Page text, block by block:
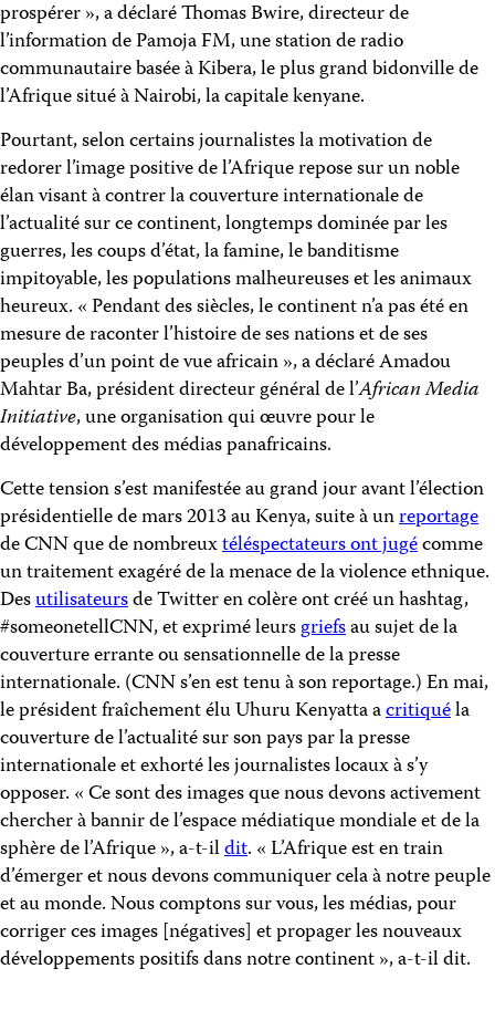
prospérer », a déclaré Thomas Bwire, directeur de
l’information de Pamoja FM, une station de radio
communautaire basée à Kibera, le plus grand bidonville de
l’Afrique situé à Nairobi, la capitale kenyane.
Pourtant, selon certains journalistes la motivation de
redorer l’image positive de l’Afrique repose sur un noble
élan visant à contrer la couverture internationale de
l’actualité sur ce continent, longtemps dominée par les
guerres, les coups d’état, la famine, le banditisme
impitoyable, les populations malheureuses et les animaux
heureux. « Pendant des siècles, le continent n’a pas été en
mesure de raconter l’histoire de ses nations et de ses
peuples d’un point de vue africain », a déclaré Amadou
Mahtar Ba, président directeur général de l’African Media
Initiative, une organisation qui œuvre pour le
développement des médias panafricains.
Cette tension s’est manifestée au grand jour avant l’élection
présidentielle de mars 2013 au Kenya, suite à unreportage
de CNN que de nombreuxtéléspectateurs ont jugécomme
un traitement exagéré de la menace de la violence ethnique.
Desutilisateursde Twitter en colère ont créé un hashtag,
#someonetellCNN, et exprimé leursgriefsau sujet de la
couverture errante ou sensationnelle de la presse
internationale. (CNN s’en est tenu à son reportage.) En mai,
le président fraîchement élu Uhuru Kenyatta acritiquéla
couverture de l’actualité sur son pays par la presse
internationale et exhorté les journalistes locaux à s’y
opposer. « Ce sont des images que nous devons activement
chercher à bannir de l’espace médiatique mondiale et de la
sphère de l’Afrique », a-t-ildit. « L’Afrique est en train
d’émerger et nous devons communiquer cela à notre peuple
et au monde. Nous comptons sur vous, les médias, pour
corriger ces images [négatives] et propager les nouveaux
développements positifs dans notre continent », a-t-il dit.